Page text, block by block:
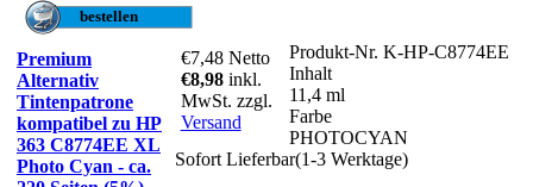
Premium
Alternativ
Tintenpatrone
kompatibel zu HP
363 C8774EE XL
Photo Cyan - ca.
€7,48 Netto
€8,98 inkl.
MwSt. zzgl.
Versand
Produkt-Nr. K-HP-C8774EE
Inhalt
11,4 ml
Farbe
PHOTOCYAN
Sofort Lieferbar(1-3 Werktage)